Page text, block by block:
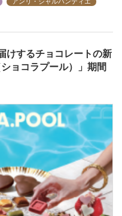
けするチョコレートの新
ョコラプール）」期間